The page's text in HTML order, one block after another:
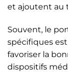
et ajoutent au
Souvent, le
spécifiques
favoriser la
dispositifs